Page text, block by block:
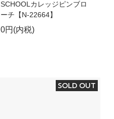
SCHOOLカレッジピンブロ
ーチ【N-22664】
0円(内税)
SOLD OUT